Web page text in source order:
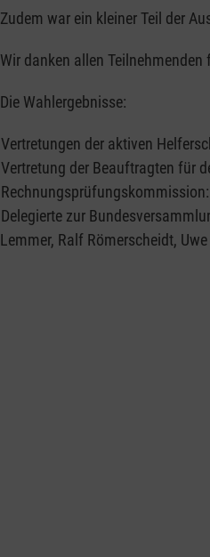
Zudem war ein kleiner Teil der
Wir danken allen
Die Wahlergebnisse:
Vertretungen der aktiven
Vertretung der Beauftragten für
Delegierte zur
Lemmer, Ralf Römerscheidt,